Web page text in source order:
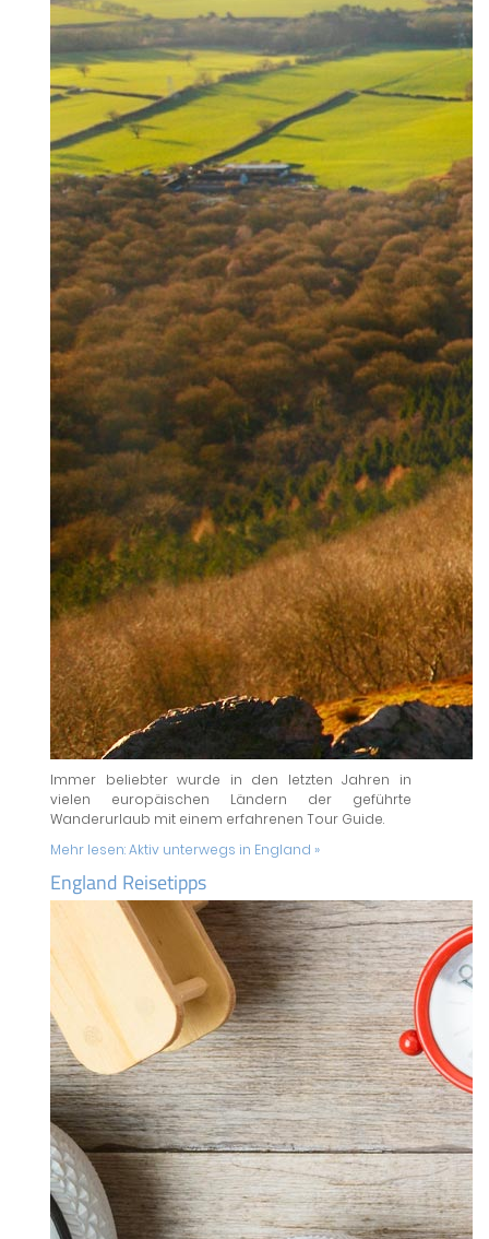
Immer beliebter wurde in den letzten Jahren in
vielen europäischen Ländern der geführte
Wanderurlaub mit einem erfahrenen Tour Guide.
Mehr lesen:Aktiv unterwegs in England »
England Reisetipps